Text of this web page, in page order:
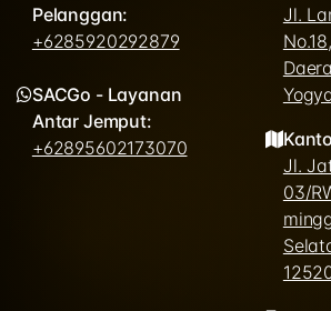
Pelanggan:
+6285920292879
SACGo - Layanan
Antar Jemput:
+62895602173070
Jl.
Jl.
03/